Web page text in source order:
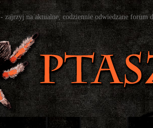
- zajrzyj na aktualne, codziennie odwiedzane forum